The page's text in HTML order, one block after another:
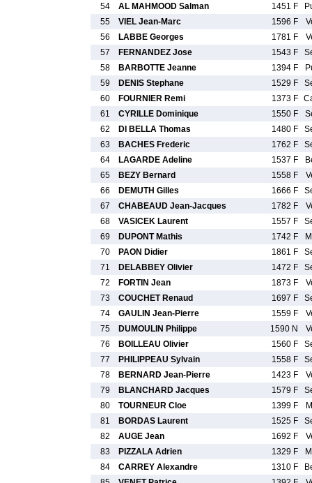
54
AL MAHMOOD Salman 1451 F
55
VIEL Jean-Marc 1596 F
56
LABBE Georges 1781 F
57
FERNANDEZ Jose 1543 F
58
BARBOTTE Jeanne 1394 F
59
DENIS Stephane 1529 F
60
FOURNIER Remi 1373 F
61
CYRILLE Dominique 1550 F
62
DI BELLA Thomas 1480 F
63
BACHES Frederic 1762 F
64
LAGARDE Adeline 1537 F
65
BEZY Bernard 1558 F
66
DEMUTH Gilles 1666 F
67
CHABEAUD Jean-Jacques 1782 F
68
VASICEK Laurent 1557 F
69
DUPONT Mathis 1742 F
70
PAON Didier 1861 F
71
DELABBEY Olivier 1472 F
72
FORTIN Jean 1873 F
73
COUCHET Renaud 1697 F
74
GAULIN Jean-Pierre 1559 F
75
DUMOULIN Philippe 1590 N
76
BOILLEAU Olivier 1560 F
77
PHILIPPEAU Sylvain 1558 F
78
BERNARD Jean-Pierre 1423 F
79
BLANCHARD Jacques 1579 F
80
TOURNEUR Cloe 1399 F
81
BORDAS Laurent 1525 F
82
AUGE Jean 1692 F
83
PIZZALA Adrien 1329 F
84
CARREY Alexandre 1310 F